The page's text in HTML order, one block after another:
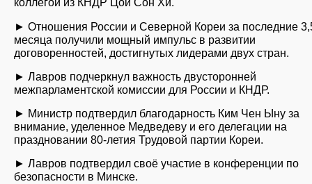
► Отношения России и Северной Кореи за последние
месяца получили мощный импульс в развитии
договоренностей, достигнутых лидерами двух стран.
► Лавров подчеркнул важность двусторонней
межпарламентской комиссии для России и КНДР.
► Министр подтвердил благодарность Ким Чен Ыну за
внимание, уделенное Медведеву и его делегации на
праздновании 80-летия Трудовой партии Кореи.
► Лавров подтвердил своё участие в конференции по
безопасности в Минске.